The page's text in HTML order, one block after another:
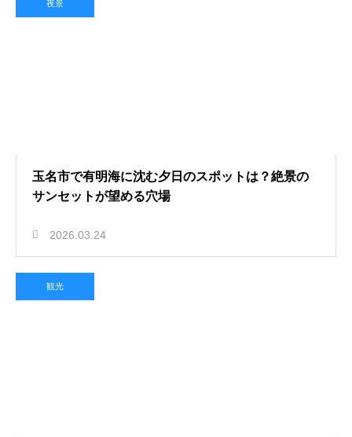
夜景
玉名市で有明海に沈む夕日のスポットは？絶景の
サンセットが望める穴場
2026.03.24
観光